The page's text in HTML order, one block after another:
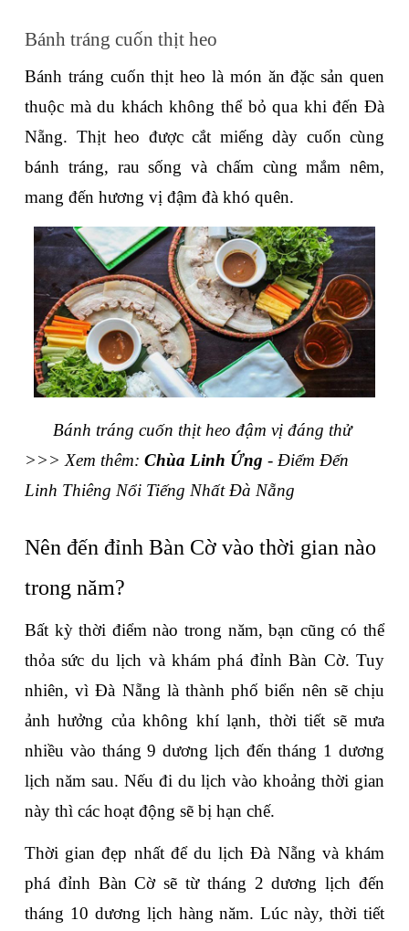
Bánh tráng cuốn thịt heo
Bánh tráng cuốn thịt heo là món ăn đặc sản quen
thuộc mà du khách không thể bỏ qua khi đến Đà
Nẵng. Thịt heo được cắt miếng dày cuốn cùng
bánh tráng, rau sống và chấm cùng mắm nêm,
mang đến hương vị đậm đà khó quên.
Bánh tráng cuốn thịt heo đậm vị đáng thử
>>> Xem thêm: Chùa Linh Ứng - Điểm Đến
Linh Thiêng Nổi Tiếng Nhất Đà Nẵng
Nên đến đỉnh Bàn Cờ vào thời gian nào
trong năm?
Bất kỳ thời điểm nào trong năm, bạn cũng có thể
thỏa sức du lịch và khám phá đỉnh Bàn Cờ. Tuy
nhiên, vì Đà Nẵng là thành phố biển nên sẽ chịu
ảnh hưởng của không khí lạnh, thời tiết sẽ mưa
nhiều vào tháng 9 dương lịch đến tháng 1 dương
lịch năm sau. Nếu đi du lịch vào khoảng thời gian
này thì các hoạt động sẽ bị hạn chế.
Thời gian đẹp nhất để du lịch Đà Nẵng và khám
phá đỉnh Bàn Cờ sẽ từ tháng 2 dương lịch đến
tháng 10 dương lịch hàng năm. Lúc này, thời tiết